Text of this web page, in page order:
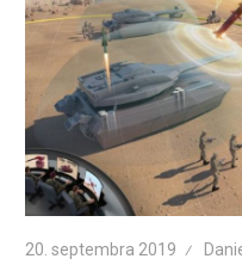
20. septembra 2019